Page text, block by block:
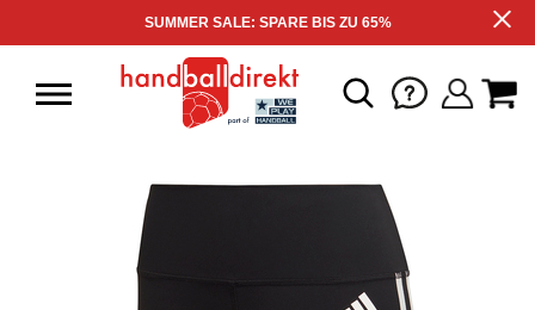
SUMMER SALE: SPARE BIS ZU 65%